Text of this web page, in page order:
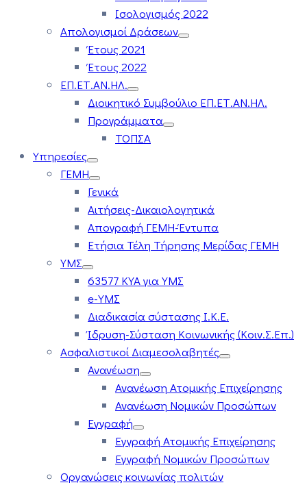
Ισολογισμός 2022
Απολογισμοί Δράσεων
Έτους 2021
Έτους 2022
ΕΠ.ΕΤ.ΑΝ.ΗΛ.
Διοικητικό Συμβούλιο ΕΠ.ΕΤ.ΑΝ.ΗΛ.
Προγράμματα
ΤΟΠΣΑ
Υπηρεσίες
ΓΕΜΗ
Γενικά
Αιτήσεις-Δικαιολογητικά
Απογραφή ΓΕΜΗ-Έντυπα
Ετήσια Τέλη Τήρησης Μερίδας ΓΕΜΗ
ΥΜΣ
63577 ΚΥΑ για ΥΜΣ
e-ΥΜΣ
Διαδικασία σύστασης Ι.Κ.Ε.
Ίδρυση-Σύσταση Κοινωνικής (Κοιν.Σ.Επ.)
Ασφαλιστικοί Διαμεσολαβητές
Ανανέωση
Ανανέωση Ατομικής Επιχείρησης
Ανανέωση Νομικών Προσώπων
Εγγραφή
Εγγραφή Ατομικής Επιχείρησης
Εγγραφή Νομικών Προσώπων
Οργανώσεις κοινωνίας πολιτών